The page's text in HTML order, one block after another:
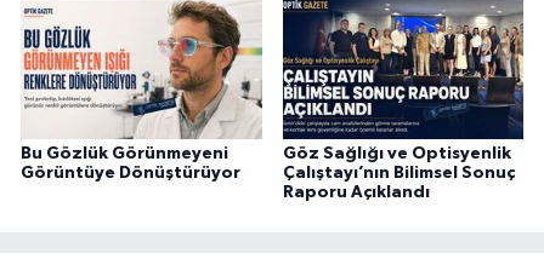
Bu Gözlük Görünmeyeni
Görüntüye Dönüştürüyor
Göz Sağlığı ve Optisyenlik
Çalıştayı’nın Bilimsel Sonuç
Raporu Açıklandı